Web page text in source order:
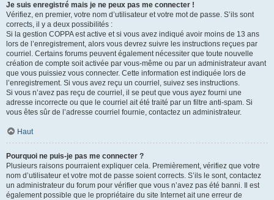
Je suis enregistré mais je ne peux pas me connecter !
Vérifiez, en premier, votre nom d’utilisateur et votre mot de passe. S’ils sont
corrects, il y a deux possibilités :
Si la gestion COPPA est active et si vous avez indiqué avoir moins de 13 ans
lors de l’enregistrement, alors vous devrez suivre les instructions reçues par
courriel. Certains forums peuvent également nécessiter que toute nouvelle
création de compte soit activée par vous-même ou par un administrateur avant
que vous puissiez vous connecter. Cette information est indiquée lors de
l’enregistrement. Si vous avez reçu un courriel, suivez ses instructions.
Si vous n’avez pas reçu de courriel, il se peut que vous ayez fourni une
adresse incorrecte ou que le courriel ait été traité par un filtre anti-spam. Si
vous êtes sûr de l’adresse courriel fournie, contactez un administrateur.
Haut
Pourquoi ne puis-je pas me connecter ?
Plusieurs raisons pourraient expliquer cela. Premièrement, vérifiez que votre
nom d’utilisateur et votre mot de passe soient corrects. S’ils le sont, contactez
un administrateur du forum pour vérifier que vous n’avez pas été banni. Il est
également possible que le propriétaire du site Internet ait une erreur de